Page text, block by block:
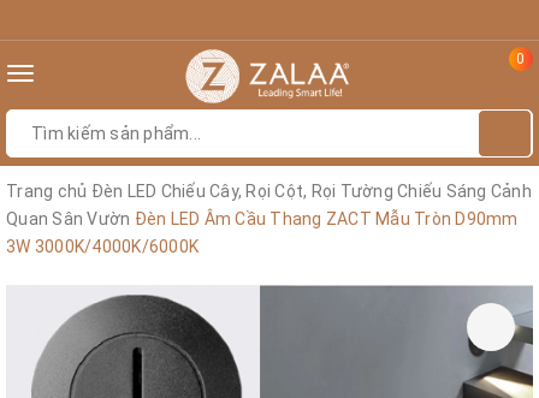
Toggle
0
Trang chủ Đèn LED Chiếu Cây, Rọi Cột, Rọi Tường Chiếu Sáng Cảnh
Quan Sân Vườn Đèn LED Âm Cầu Thang ZACT Mẫu Tròn D90mm
3W 3000K/4000K/6000K